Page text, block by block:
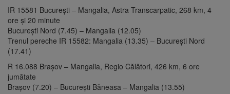
IR 15581 București – Mangalia, Astra Transcarpatic, 268 km, 4
ore și 20 minute
București Nord (7.45) – Mangalia (12.05)
Trenul pereche IR 15582: Mangalia (13.35) – București Nord
(17.41)
R 16.088 Brașov – Mangalia, Regio Călători, 426 km, 6 ore
jumătate
Brașov (7.20) – București Băneasa – Mangalia (13.55)